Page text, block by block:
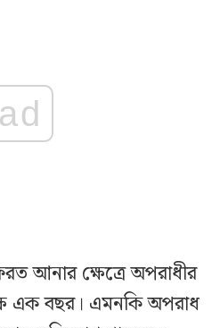
ad
আনার ক্ষেত্রে অপরাধীর
এক বছর। এমনকি অপরাধ